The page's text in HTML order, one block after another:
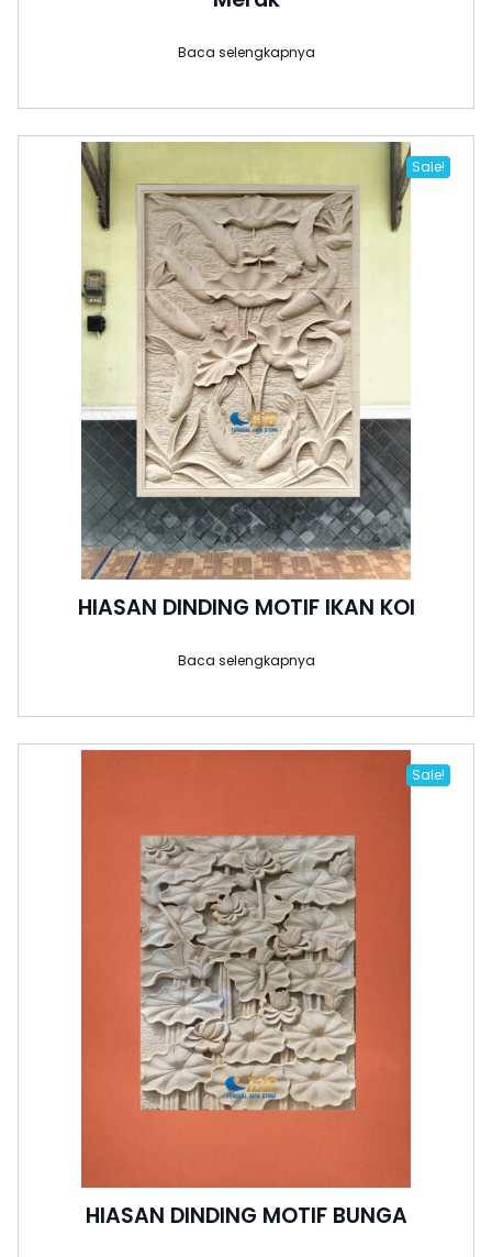
Baca selengkapnya
Sale!
HIASAN DINDING MOTIF IKAN KOI
Baca selengkapnya
Sale!
HIASAN DINDING MOTIF BUNGA